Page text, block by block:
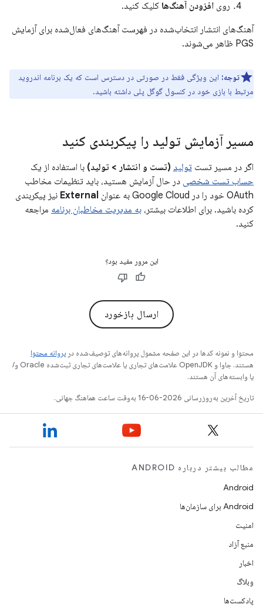
روی افزودن آهنگ‌ها کلیک کنید.
آهنگ‌های انتشار انتخاب‌شده در فهرست آهنگ‌های فعال‌شده برای آزمایش
PGS ظاهر می‌شوند.
توجه: این ویژگی فقط در صورتی در دسترس است که یک برنامه اندروید
مرتبط با بازی خود در کنسول گوگل پلی داشته باشید.
مسیر آزمایش تولید را پیکربندی کنید
اگر در مسیر تست تولید (تست و انتشار > تولید) با استفاده از یک
حساب تست شخصی در حال آزمایش هستید، باید تنظیمات مخاطب
OAuth خود را در Google Cloud به عنوان
External نیز پیکربندی
کرده باشید. برای اطلاعات بیشتر، به مدیریت مخاطبان برنامه مراجعه
کنید.
این مرور مفید بود؟
ارسال بازخورد
محتوا و نمونه کدها در این صفحه مشمول پروانه‌های توصیف‌شده در پروانه محتوا
هستند. جاوا و OpenJDK علامت‌های تجاری یا علامت‌های تجاری ثبت‌شده Oracle و/
یا وابسته‌های آن هستند.
تاریخ آخرین به‌روزرسانی 2026-06-16 به‌وقت ساعت هماهنگ جهانی.
مطالب بیشتر درباره ANDROID
Android
Android برای سازمان‌ها
امنیت
منبع آزاد
اخبار
وبلاگ
پادکست‌ها